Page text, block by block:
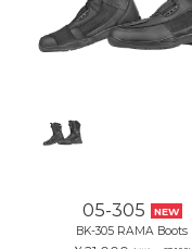
05-305 NEW
BK-305 RAMA Boots